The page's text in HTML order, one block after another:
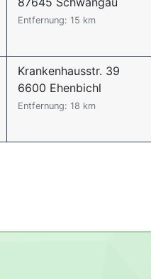
Entfernung: 15 km
Krankenhausstr. 39
6600 Ehenbichl
Entfernung: 18 km